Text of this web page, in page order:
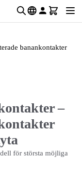
banankontakter
–
för största möjliga